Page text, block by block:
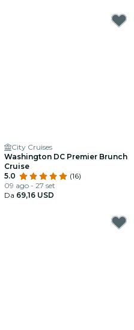
City Cruises
Washington DC Premier Brunch
Cruise
5.0
(16)
09 ago - 27 set
Da 69,16 USD